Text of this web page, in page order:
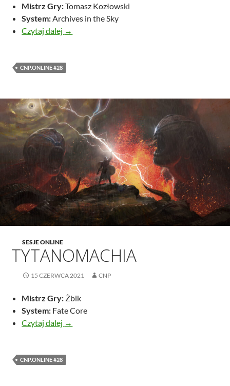
Mistrz Gry:Tomasz Kozłowski
System: Archives in the Sky
Czytaj dalej
Archives in the Sky
→
CNP.ONLINE #28
SESJE ONLINE
TYTANOMACHIA
15 CZERWCA 2021 CNP
Mistrz Gry: Żbik
System: Fate Core
Czytaj dalej
Tytanomachia
→
CNP.ONLINE #28